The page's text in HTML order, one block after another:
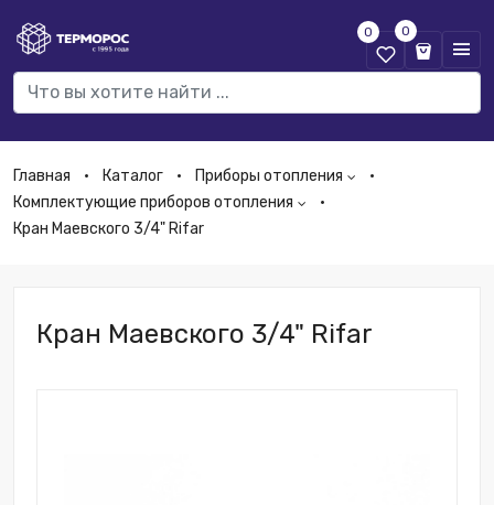
0 0
Главная Каталог
Приборы отопления
Комплектующие приборов отопления
Кран Маевского 3/4" Rifar
Кран Маевского 3/4" Rifar